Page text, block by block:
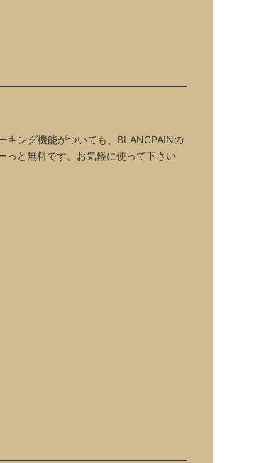
キング機能がついても、BLANCPAINの
っと無料です。お気軽に使って下さい